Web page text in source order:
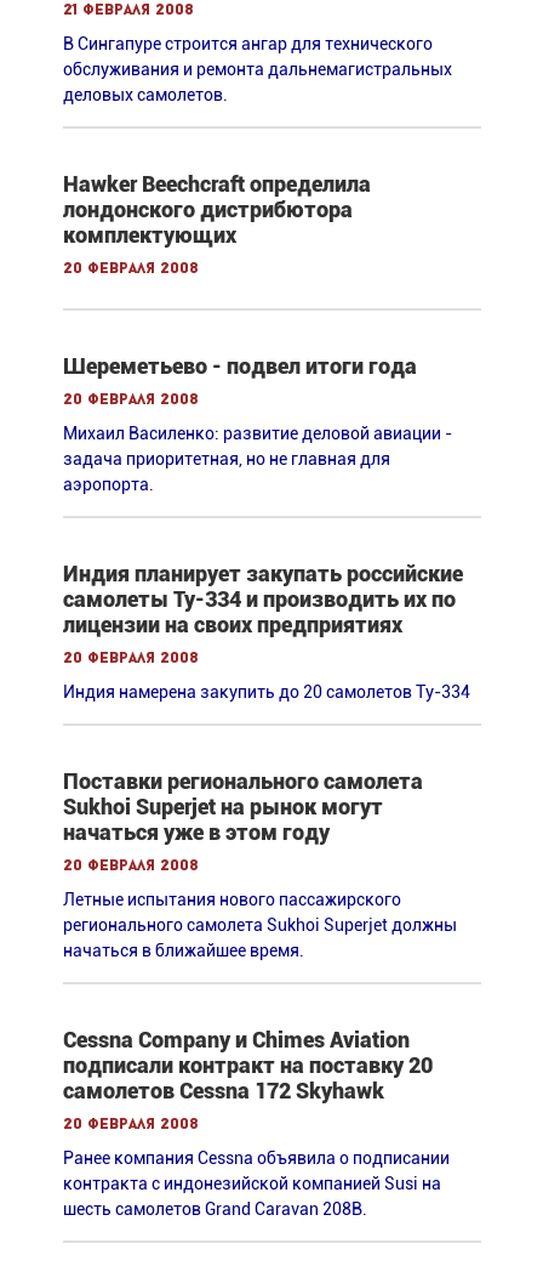
21 февраля 2008
В Сингапуре строится ангар для технического
обслуживания и ремонта дальнемагистральных
деловых самолетов.
Hawker Beechcraft определила
лондонского дистрибютора
комплектующих
20 февраля 2008
Шереметьево - подвел итоги года
20 февраля 2008
Михаил Василенко: развитие деловой авиации -
задача приоритетная, но не главная для
аэропорта.
Индия планирует закупать российские
самолеты Ту-334 и производить их по
лицензии на своих предприятиях
20 февраля 2008
Индия намерена закупить до 20 самолетов Ту-334
Поставки регионального самолета
Sukhoi Superjet на рынок могут
начаться уже в этом году
20 февраля 2008
Летные испытания нового пассажирского
регионального самолета Sukhoi Superjet должны
начаться в ближайшее время.
Cessna Company и Сhimes Aviation
подписали контракт на поставку 20
самолетов Cessna 172 Skyhawk
20 февраля 2008
Ранее компания Cessna объявила о подписании
контракта с индонезийской компанией Susi на
шесть самолетов Grand Caravan 208В.